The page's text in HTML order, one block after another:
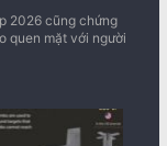
2026 cũng chứng
quen mặt với người